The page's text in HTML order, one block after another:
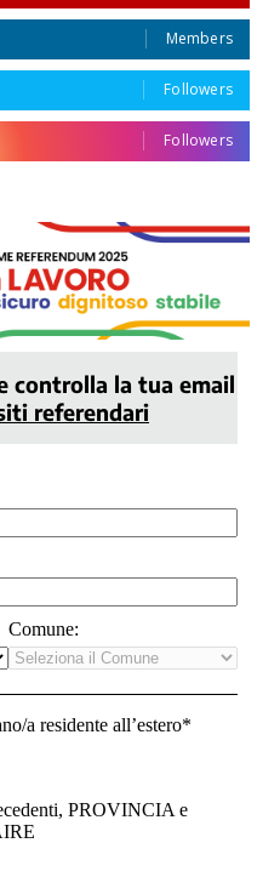
Members
Followers
Followers